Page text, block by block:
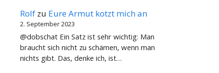
Rolf zu Eure Armut kotzt mich an
2. September 2023
@dobschat Ein Satz ist sehr wichtig: Man
braucht sich nicht zu schämen, wenn man
nichts gibt. Das, denke ich, ist…